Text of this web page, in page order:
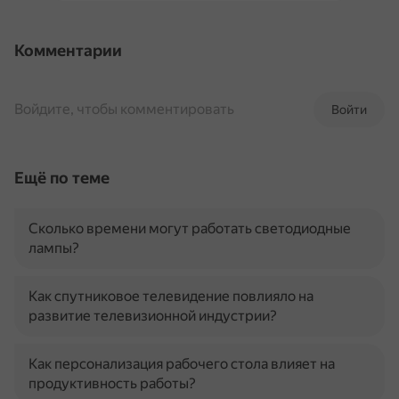
Комментарии
Войти
Войдите, чтобы комментировать
Ещё по теме
Сколько времени могут работать светодиодные
лампы?
Как спутниковое телевидение повлияло на
развитие телевизионной индустрии?
Как персонализация рабочего стола влияет на
продуктивность работы?